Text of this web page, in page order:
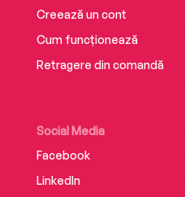
Creează un cont
Cum funcționează
Retragere din comandă
Social Media
Facebook
LinkedIn